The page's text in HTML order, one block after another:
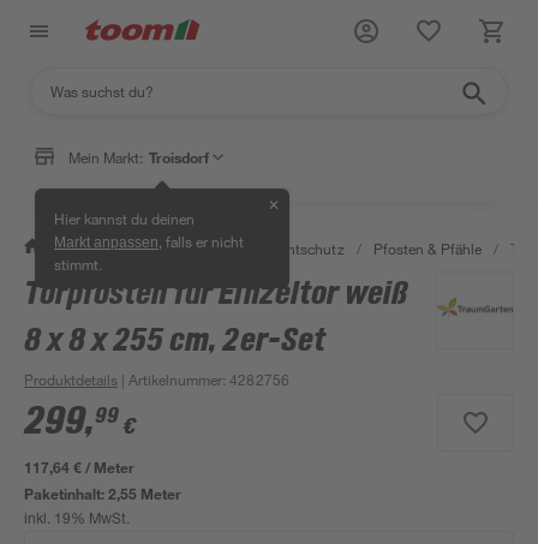
Mein Markt: Troisdorf
Hier kannst du deinen
Markt anpassen , falls er nicht
stimmt.
✕
/ Garten & Freizeit / Zäune & Sichtschutz / Pfosten & Pfähle /
Torpfosten für Einzeltor weiß
8 x 8 x 255 cm, 2er-Set
Produktdetails | Artikelnummer:4282756
299,99 €
117,64 € / Meter
Paketinhalt:2,55 Meter
inkl. 19% MwSt.